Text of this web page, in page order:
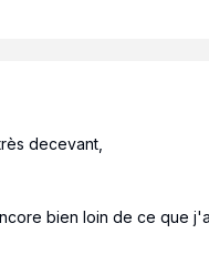
decevant,
bien loin de ce que